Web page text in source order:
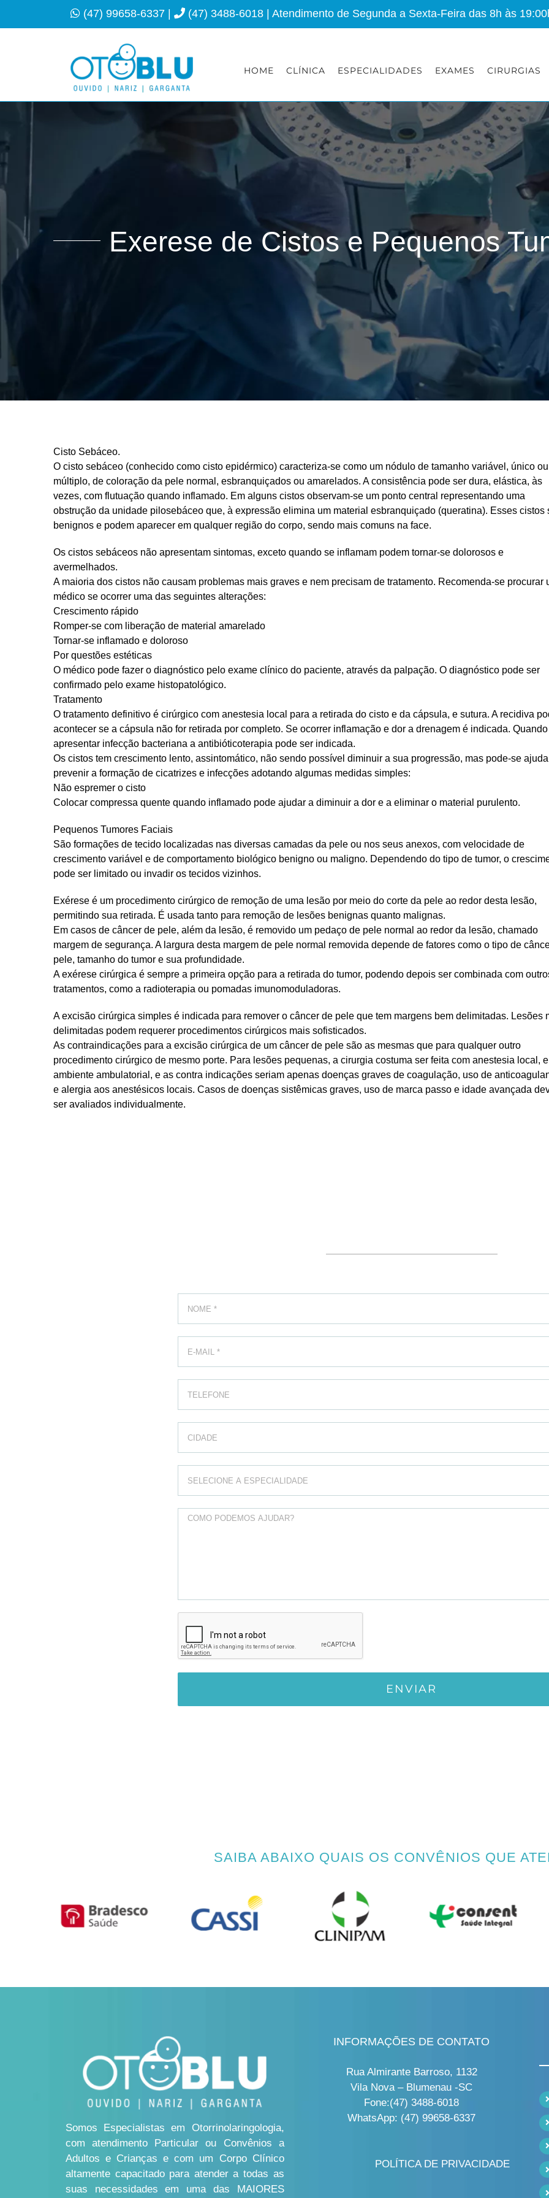
(47) 99658-6337 | (47) 3488-6018 | Atendimento de Segunda a Sexta-Feira das 8h às
HOME CLÍNICA ESPECIALIDADES EXAMES CIRURGIAS
Exerese de Cistos e Pequenos
Cisto Sebáceo.
O cisto sebáceo (conhecido como cisto epidérmico) caracteriza-se como um nódulo de tamanho variável, único ou
múltiplo, de coloração da pele normal, esbranquiçados ou amarelados. A consistência pode ser dura, elástica, às
vezes, com flutuação quando inflamado. Em alguns cistos observam-se um ponto central representando uma
obstrução da unidade pilosebáceo que, à expressão elimina um material esbranquiçado (queratina). Esses cistos
benignos e podem aparecer em qualquer região do corpo, sendo mais comuns na face.
Os cistos sebáceos não apresentam sintomas, exceto quando se inflamam podem tornar-se dolorosos e
avermelhados.
A maioria dos cistos não causam problemas mais graves e nem precisam de tratamento. Recomenda-se procurar
médico se ocorrer uma das seguintes alterações:
Crescimento rápido
Romper-se com liberação de material amarelado
Tornar-se inflamado e doloroso
Por questões estéticas
O médico pode fazer o diagnóstico pelo exame clínico do paciente, através da palpação. O diagnóstico pode ser
confirmado pelo exame histopatológico.
Tratamento
O tratamento definitivo é cirúrgico com anestesia local para a retirada do cisto e da cápsula, e sutura. A recidiva
acontecer se a cápsula não for retirada por completo. Se ocorrer inflamação e dor a drenagem é indicada. Quando
apresentar infecção bacteriana a antibióticoterapia pode ser indicada.
Os cistos tem crescimento lento, assintomático, não sendo possível diminuir a sua progressão, mas pode-se
prevenir a formação de cicatrizes e infecções adotando algumas medidas simples:
Não espremer o cisto
Colocar compressa quente quando inflamado pode ajudar a diminuir a dor e a eliminar o material purulento.
Pequenos Tumores Faciais
São formações de tecido localizadas nas diversas camadas da pele ou nos seus anexos, com velocidade de
crescimento variável e de comportamento biológico benigno ou maligno. Dependendo do tipo de tumor, o
pode ser limitado ou invadir os tecidos vizinhos.
Exérese é um procedimento cirúrgico de remoção de uma lesão por meio do corte da pele ao redor desta lesão,
permitindo sua retirada. É usada tanto para remoção de lesões benignas quanto malignas.
Em casos de câncer de pele, além da lesão, é removido um pedaço de pele normal ao redor da lesão, chamado
margem de segurança. A largura desta margem de pele normal removida depende de fatores como o tipo de
pele, tamanho do tumor e sua profundidade.
A exérese cirúrgica é sempre a primeira opção para a retirada do tumor, podendo depois ser combinada com
tratamentos, como a radioterapia ou pomadas imunomoduladoras.
A excisão cirúrgica simples é indicada para remover o câncer de pele que tem margens bem delimitadas. Lesões
delimitadas podem requerer procedimentos cirúrgicos mais sofisticados.
As contraindicações para a excisão cirúrgica de um câncer de pele são as mesmas que para qualquer outro
procedimento cirúrgico de mesmo porte. Para lesões pequenas, a cirurgia costuma ser feita com anestesia local,
ambiente ambulatorial, e as contra indicações seriam apenas doenças graves de coagulação, uso de
e alergia aos anestésicos locais. Casos de doenças sistêmicas graves, uso de marca passo e idade avançada
ser avaliados individualmente.
SAIBA ABAIXO QUAIS OS CONVÊNIOS QUE
Somos Especialistas em Otorrinolaringologia,
com atendimento Particular ou Convênios a
Adultos e Crianças e com um Corpo Clínico
altamente capacitado para atender a todas as
suas necessidades em uma das MAIORES
INFORMAÇÕES DE CONTATO
Rua Almirante Barroso, 1132
Vila Nova – Blumenau -SC
Fone:(47) 3488-6018
WhatsApp: (47) 99658-6337
POLÍTICA DE PRIVACIDADE